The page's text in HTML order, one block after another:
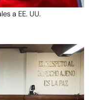
a EE. UU.